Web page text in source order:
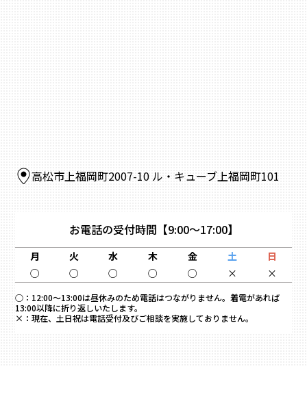
高松市上福岡町2007-10 ル・キューブ上福岡町101
お電話の受付時間 【9:00～17:00】
月 火 水 木 金 土
日
○
○ ○ ○ ○ × ×
○： 12:00～13:00は昼休みのため電話はつながりません。着電があれば
13:00以降に折り返しいたします。
×： 現在、土日祝は電話受付及びご相談を実施しておりません。